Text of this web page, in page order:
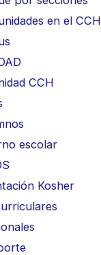
en el CCH
CCH
escolar
Kosher